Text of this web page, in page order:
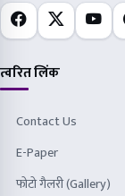
त्वरित लिंक
Contact Us
E-Paper
फोटो गैलरी (Gallery)